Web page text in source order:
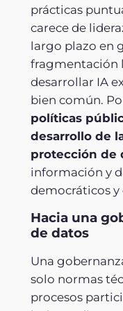
prácticas
carece de
largo plazo en
fragmentación
desarrollar IA
bien común.
políticas
desarrollo de
protección de
información y
democráticos y
Hacia una
de datos
Una
solo normas
procesos